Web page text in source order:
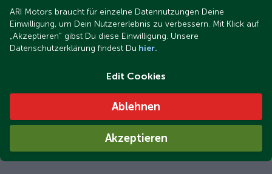
ARI Motors braucht für einzelne Datennutzungen Deine
Einwilligung, um Dein Nutzererlebnis zu verbessern. Mit Klick auf
„Akzeptieren“ gibst Du diese Einwilligung. Unsere
Datenschutzerklärung findest Du hier.
Edit Cookies
Ablehnen
Akzeptieren